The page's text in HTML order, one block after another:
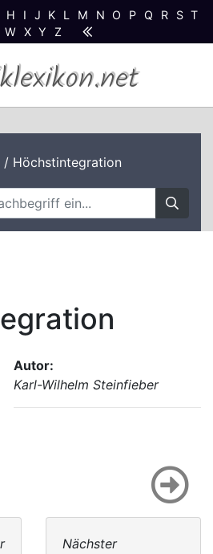
H I J K L M N O P Q R S T
W X Y Z
/ Höchstintegration
Autor:
Karl-Wilhelm Steinfieber
Nächster